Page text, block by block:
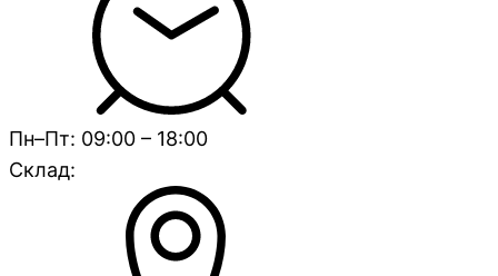
Пн–Пт: 09:00 – 18:00
Склад: